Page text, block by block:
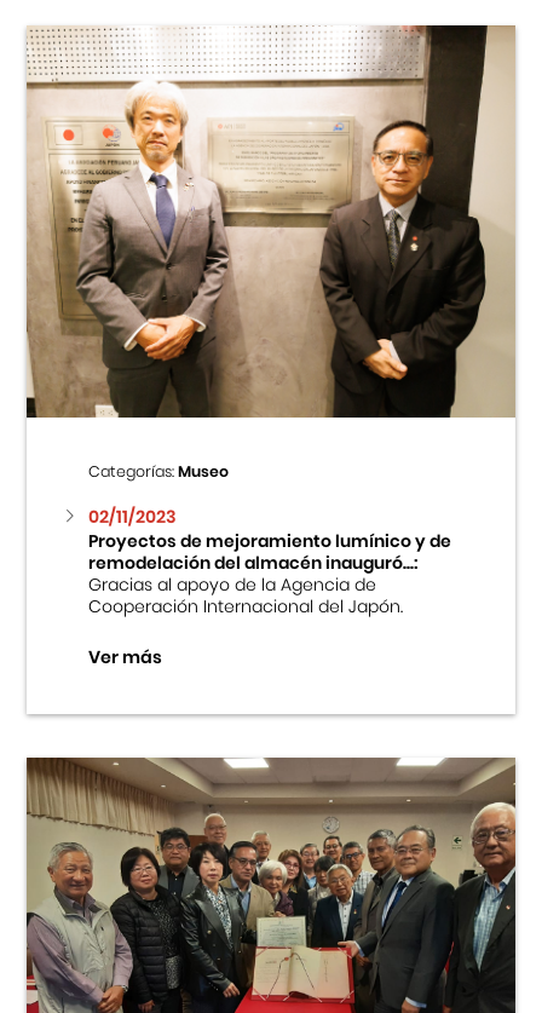
Categorías:Museo
02/11/2023
Proyectos de mejoramiento lumínico y de
remodelación del almacén inauguró...:
Gracias al apoyo de la Agencia de
Cooperación Internacional del Japón.
Ver más